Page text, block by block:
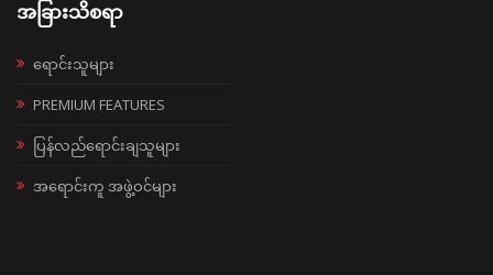
အခြားသိစရာ
ရောင်းသူများ
PREMIUM FEATURES
ပြန်လည်ရောင်းချသူများ
အရောင်းကူ အဖွဲ့ဝင်များ